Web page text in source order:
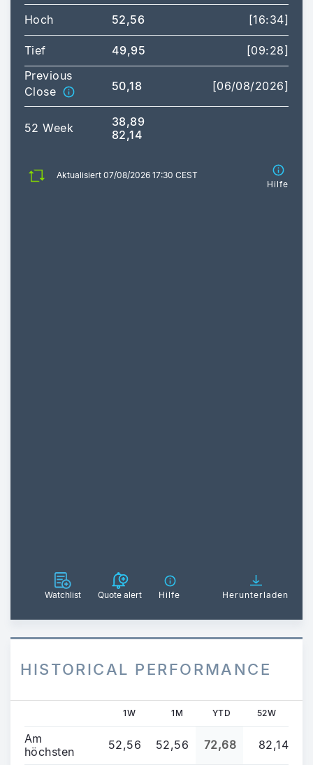
Hoch 52,56 [16:34]
Tief 49,95
[09:28]
Previous
Close
50,18 [06/08/2026]
52 Week
38,89
82,14
Aktualisiert 07/08/2026 17:30 CEST
Hilfe
Watchlist Quote alert Hilfe Herunterladen
HISTORICAL PERFORMANCE
1W 1M YTD 52W
Am
höchsten
52,56 52,56 72,68 82,14